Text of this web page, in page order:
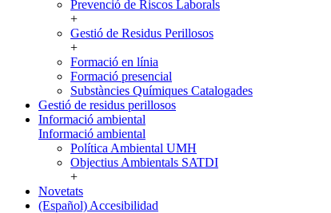
Prevenció de Riscos Laborals
+
Gestió de Residus Perillosos
+
Formació en línia
Formació presencial
Substàncies Químiques Catalogades
Gestió de residus perillosos
Informació ambiental
Informació ambiental
Política Ambiental UMH
Objectius Ambientals SATDI
+
Novetats
(Español) Accesibilidad